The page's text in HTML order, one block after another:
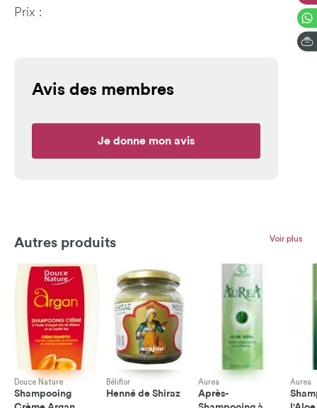
Prix :
Avis des membres
Je donne mon avis
Autres produits Voir plus
Douce Nature
Shampooing
Béliflor
Henné de Shiraz
Aurea
Après-
Aurea